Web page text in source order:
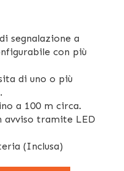
segnalazione a
con più
di uno o più
a 100 m circa.
avviso tramite LED
(Inclusa)